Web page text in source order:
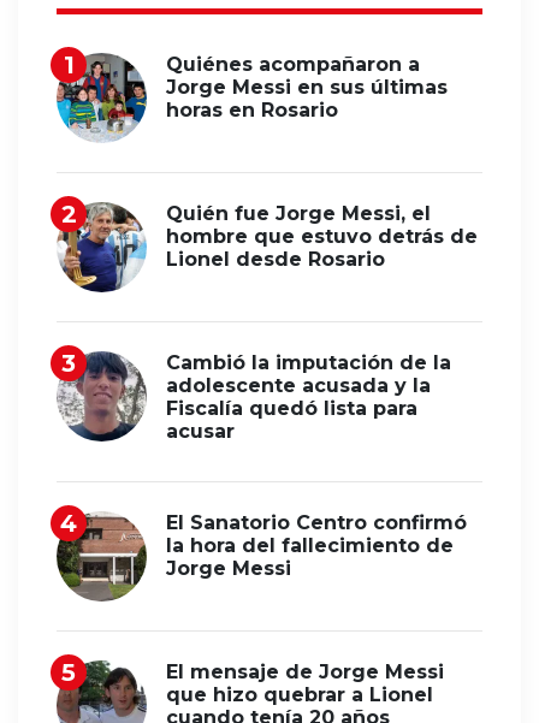
Quiénes acompañaron a
Jorge Messi en sus últimas
horas en Rosario
Quién fue Jorge Messi, el
hombre que estuvo detrás de
Lionel desde Rosario
Cambió la imputación de la
adolescente acusada y la
Fiscalía quedó lista para
acusar
El Sanatorio Centro confirmó
la hora del fallecimiento de
Jorge Messi
El mensaje de Jorge Messi
que hizo quebrar a Lionel
cuando tenía 20 años